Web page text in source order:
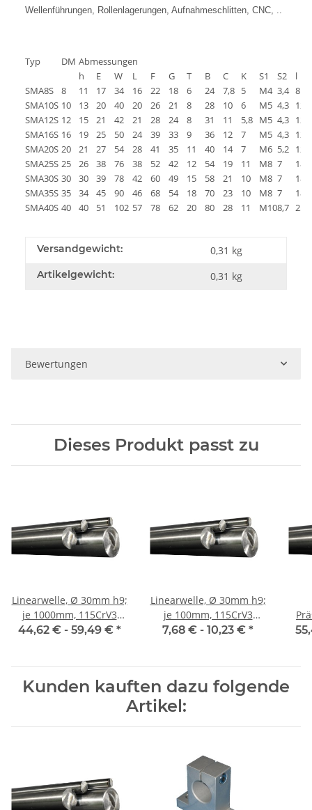
Wellenführungen, Rollenlagerungen, Aufnahmeschlitten, CNC, ..
Typ DM Abmessungen
h
E W L F G T B C K S1 S2
l
SMA8S
8 11 17 34 16 22 18 6 24 7,8 5 M4 3,4 8
SMA10S 10 13 20 40 20 26 21 8 28 10 6 M5 4,3 12
SMA12S 12 15 21 42 21 28 24 8 31 11 5,8 M5 4,3 12
SMA16S 16 19 25 50 24 39 33 9 36 12 7 M5 4,3 12
SMA20S 20 21 27 54 28 41 35 11 40 14 7 M6 5,2 12
SMA25S 25 26 38 76 38 52 42 12 54 19 11 M8 7
18
SMA30S 30 30 39 78 42 60 49 15 58 21 10 M8 7
18
SMA35S 35 34 45 90 46 68 54 18 70 23 10 M8 7
18
SMA40S 40 40 51 102 57 78 62 20 80 28 11 M108,7 25
Versandgewicht: 0,31 kg
Artikelgewicht: 0,31 kg
Bewertungen
Dieses Produkt passt zu
Linearwelle, Ø 30mm h9;
je 1000mm, 115CrV3
geschliffen und poliert
44,62 € - 59,49 € *
Linearwelle, Ø 30mm h9;
je 100mm, 115CrV3
geschliffen und poliert
7,68 € - 10,23 € *
Kunden kauften dazu folgende
Artikel: